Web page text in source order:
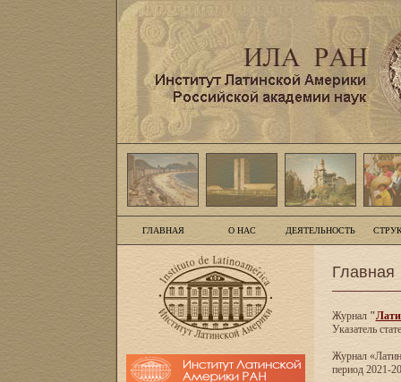
ГЛАВНАЯ О НАС ДЕЯТЕЛЬНОСТЬ
Главная
Журнал"
Указатель
Журнал
период 2021-